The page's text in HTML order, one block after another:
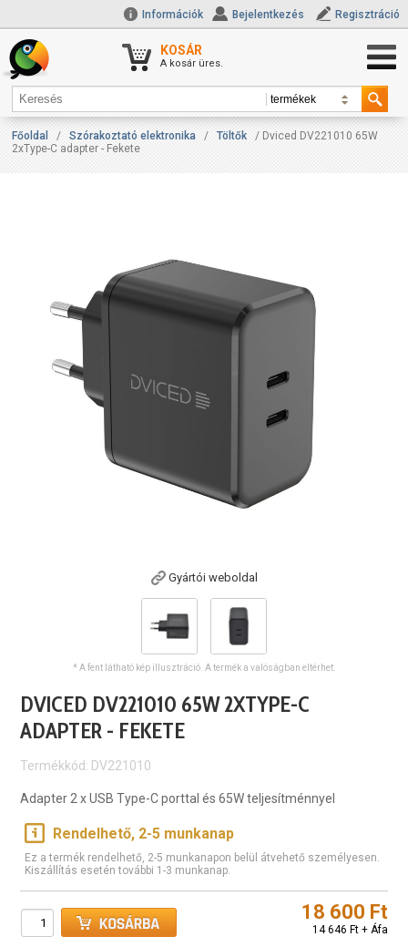
Információk Bejelentkezés Regisztráció
KOSÁR
A kosár üres.
Főoldal / Szórakoztató elektronika / Töltők
/ Dviced DV221010 65W
2xType-C adapter - Fekete
Gyártói weboldal
* A fent látható kép illusztráció. A termék a valóságban eltérhet.
DVICED DV221010 65W 2XTYPE-C
ADAPTER - FEKETE
Termékkód: DV221010
Adapter 2 x USB Type-C porttal és 65W teljesítménnyel
Rendelhető, 2-5 munkanap
Ez a termék rendelhető, 2-5 munkanapon belül átvehető személyesen.
Kiszállítás esetén további 1-3 munkanap.
18 600 Ft
14 646 Ft + Áfa